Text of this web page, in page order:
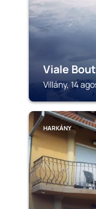
Viale
Villány, 14
HARKÁNY